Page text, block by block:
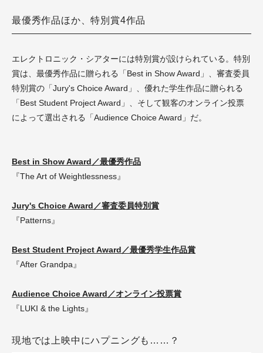
最優秀作品ほか、特別賞4作品
エレクトロニック・シアターには特別賞が設けられている。特別
賞は、最優秀作品に贈られる「Best in Show Award」、審査委員
特別賞の「Jury's Choice Award」、優れた学生作品に贈られる
「Best Student Project Award」、そして観客のオンライン投票
によって選出される「Audience Choice Award」だ。
Best in Show Award／最優秀作品
『The Art of Weightlessness』
Jury's Choice Award／審査委員特別賞
『Patterns』
Best Student Project Award／最優秀学生作品賞
『After Grandpa』
Audience Choice Award／オンライン投票賞
『LUKI & the Lights』
現地では上映中にハプニングも……？